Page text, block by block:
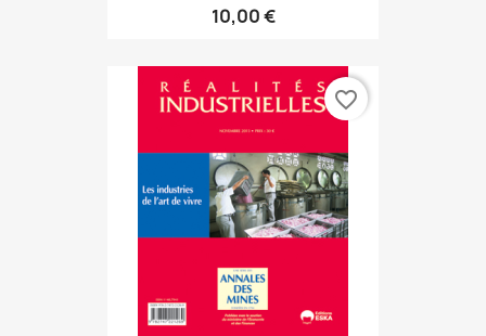
10,00 €
favorite_border